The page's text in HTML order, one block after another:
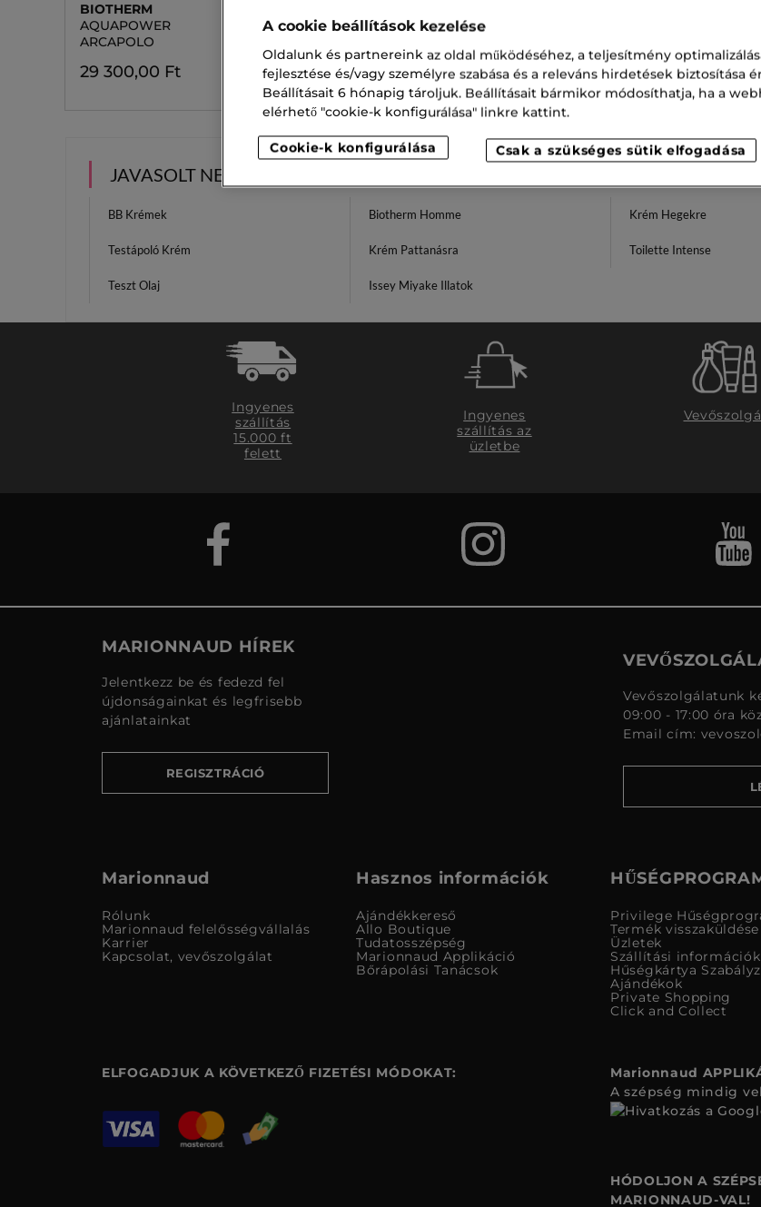
BIOTHERM
AQUAPOWER
ARCAPOLO
29 300,00 Ft
JAVASOLT NEKED
BB Krémek Biotherm Homme Krém Hegekre
Testápoló Krém Krém Pattanásra Toilette Intense
Teszt Olaj Issey Miyake Illatok
Ingyenes
szállítás
15.000 ft
felett
Ingyenes
szállítás az
üzletbe
MARIONNAUD HÍREK
Jelentkezz be és fedezd fel
újdonságainkat és legfrisebb
ajánlatainkat
REGISZTRÁCIÓ
Vevőszolgálatunk
09:00 - 17:00 óra
Email cím:
Marionnaud
Rólunk
Marionnaud felelősségvállalás
Karrier
Kapcsolat, vevőszolgálat
Hasznos információk
Ajándékkereső
Allo Boutique
Tudatosszépség
Marionnaud Applikáció
Bőrápolási Tanácsok
Privilege
Termék visszaküldése
Üzletek
Szállítási információk
Hűségkártya
Ajándékok
Private Shopping
Click and Collect
ELFOGADJUK A KÖVETKEZŐ FIZETÉSI MÓDOKAT:
Marionnaud
A szépség mindig
HÓDOLJON A
MARIONNAUD-VAL!
A cookie beállítások kezelése
Oldalunk és partnereink az oldal működéséhez, a teljesítmény
fejlesztése és/vagy személyre szabása és a releváns hirdetések biztosítása
Beállításait 6 hónapig tároljuk. Beállításait bármikor módosíthatja, ha a
elérhető "cookie-k konfigurálása" linkre kattint.
Cookie-k konfigurálása Csak a szükséges sütik elfogadása